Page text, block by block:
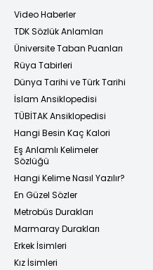
Video Haberler
TDK Sözlük Anlamları
Üniversite Taban Puanları
Rüya Tabirleri
Dünya Tarihi ve Türk Tarihi
İslam Ansiklopedisi
TÜBİTAK Ansiklopedisi
Hangi Besin Kaç Kalori
Eş Anlamlı Kelimeler
Sözlüğü
Hangi Kelime Nasıl Yazılır?
En Güzel Sözler
Metrobüs Durakları
Marmaray Durakları
Erkek İsimleri
Kız İsimleri